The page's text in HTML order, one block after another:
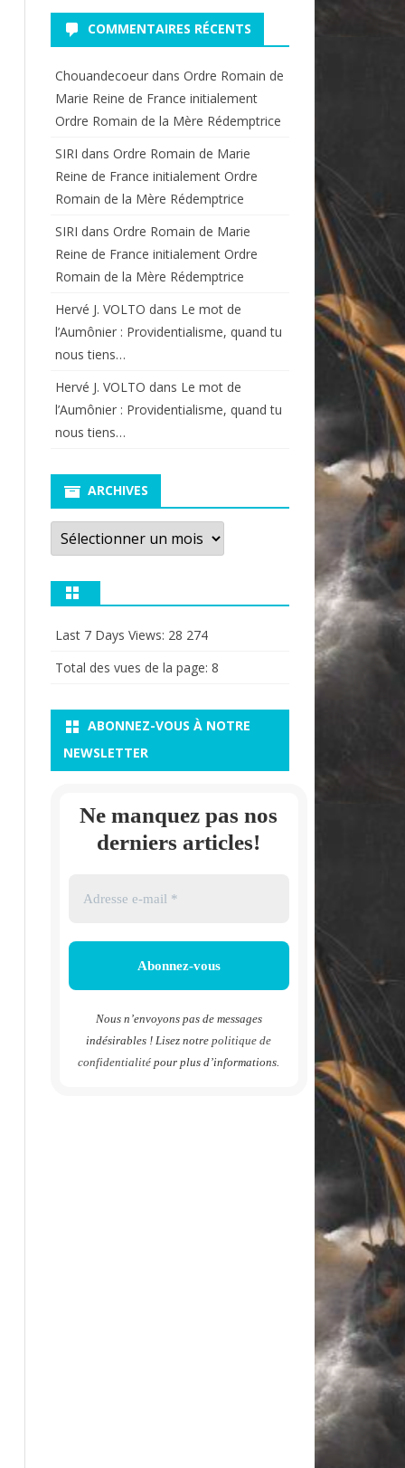
COMMENTAIRES RÉCENTS
Chouandecoeurdans Ordre Romain de
Marie Reine de France initialement
Ordre Romain de la Mère Rédemptrice
SIRI dans Ordre Romain de Marie
Reine de France initialement Ordre
Romain de la Mère Rédemptrice
SIRI dans Ordre Romain de Marie
Reine de France initialement Ordre
Romain de la Mère Rédemptrice
Hervé J. VOLTO dans Le mot de
l’Aumônier : Providentialisme, quand tu
nous tiens…
Hervé J. VOLTO dans Le mot de
l’Aumônier : Providentialisme, quand tu
nous tiens…
ARCHIVES
Archives
Last 7 Days Views: 28 274
Total des vues de la page: 8
ABONNEZ-VOUS À NOTRE
NEWSLETTER
Ne manquez pas nos
derniers articles!
Nous n’envoyons pas de messages
indésirables ! Lisez notrepolitique de
confidentialité pour plus d’informations.